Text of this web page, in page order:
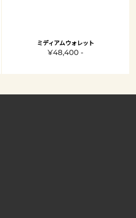
ミディアムウォレット
¥48,400 -